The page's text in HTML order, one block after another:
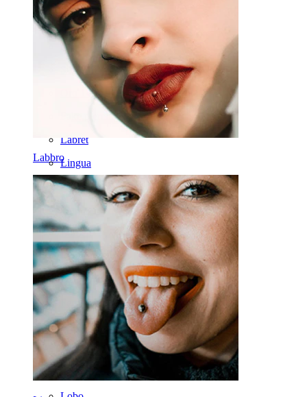
Labbro
Helix
Orecchio
Septum
Oro 14K
Fake piercing
Labret
Lingua
Naso
Barbell
Rook
Daith
Ferri di cavallo
Cerchi
Attrezzi
Banane